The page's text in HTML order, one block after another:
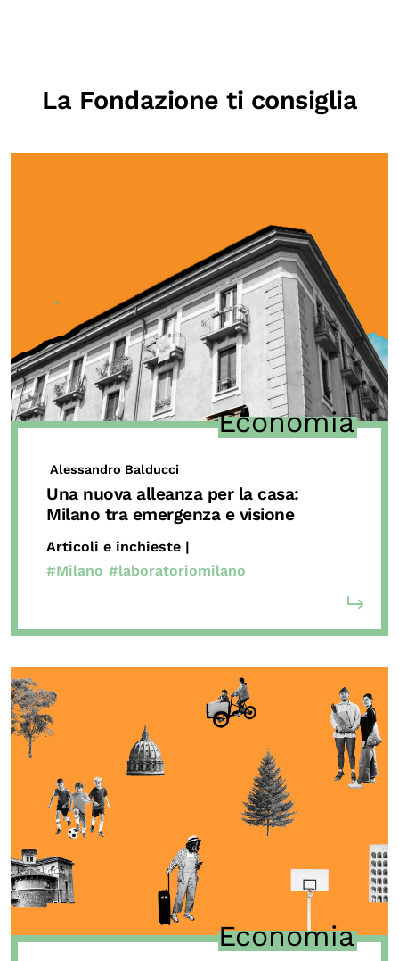
La Fondazione ti consiglia
Economia
Alessandro Balducci
Una nuova alleanza per la casa:
Milano tra emergenza e visione
Articoli e inchieste |
#Milano #laboratoriomilano
Economia